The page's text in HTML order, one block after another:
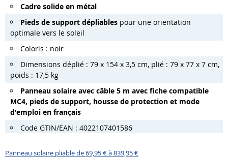
Cadre solide en métal
Pieds de support dépliables pour une orientation
optimale vers le soleil
Coloris : noir
Dimensions déplié : 79 x 154 x 3,5 cm, plié : 79 x 77 x 7 cm,
poids : 17,5 kg
Panneau solaire avec câble 5 m avec fiche compatible
MC4, pieds de support, housse de protection et mode
d'emploi en français
Code GTIN/EAN : 4022107401586
Panneau solaire pliable de 69,95 € à 839,95 €